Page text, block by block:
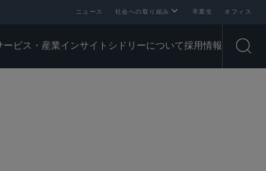
ニュース 社会への取り組み 卒業生 オフィス
ービス・産業インサイト シドリーについて採用情報